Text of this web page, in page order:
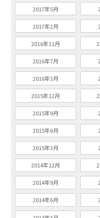
2017年5月
2017年2月
2016年11月
2016年7月
2016年3月
2015年12月
2015年9月
2015年6月
2015年3月
2014年12月
2014年9月
2014年6月